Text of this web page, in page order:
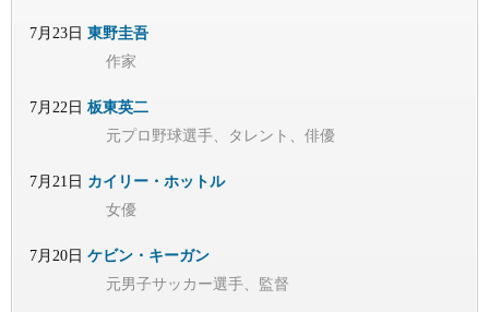
7月23日 東野圭吾
作家
7月22日 板東英二
元プロ野球選手、タレント、俳優
7月21日 カイリー・ホットル
女優
7月20日 ケビン・キーガン
元男子サッカー選手、監督